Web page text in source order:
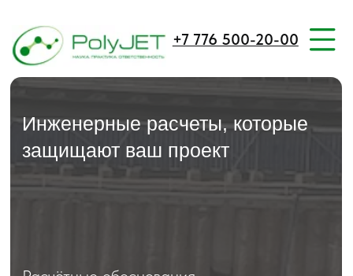
Инженерные расчеты, которые